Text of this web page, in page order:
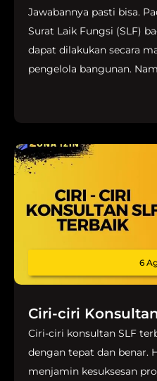
Jawabannya pasti bisa.
Surat Laik Fungsi (SLF)
dapat dilakukan secara
pengelola bangunan.
6
Ciri-ciri
Ciri-ciri konsultan SLF
dengan tepat dan benar.
menjamin kesuksesan